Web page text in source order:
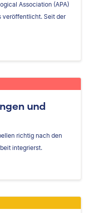
Association (APA)
veröffentlicht. Seit der
und
richtig nach den
integrierst.